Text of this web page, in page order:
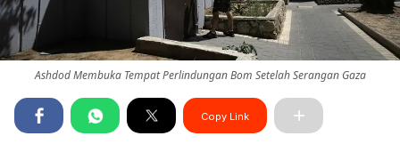
Ashdod Membuka Tempat Perlindungan Bom Setelah Serangan Gaza
Copy Link